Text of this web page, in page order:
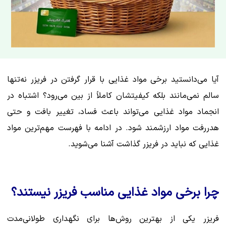
آیا می‌دانستید برخی مواد غذایی با قرار گرفتن در فریزر نه‌تنها
سالم نمی‌مانند بلکه کیفیتشان کاملاً از بین می‌رود؟ اشتباه در
انجماد مواد غذایی می‌تواند باعث فساد، تغییر بافت و حتی
هدررفت مواد ارزشمند شود. در ادامه با فهرست مهم‌ترین مواد
غذایی که نباید در فریزر گذاشت آشنا می‌شوید.
چرا برخی مواد غذایی مناسب فریزر نیستند؟
فریزر یکی از بهترین روش‌ها برای نگهداری طولانی‌مدت